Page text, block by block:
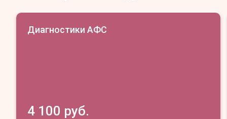
Диагностики АФС
4 100 руб.